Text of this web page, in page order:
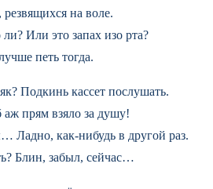
на воле.
Или это запах изо рта?
петь тогда.
Подкинь кассет послушать.
аж прям взяло за душу!
Ладно, как-нибудь в другой раз.
Блин, забыл, сейчас…